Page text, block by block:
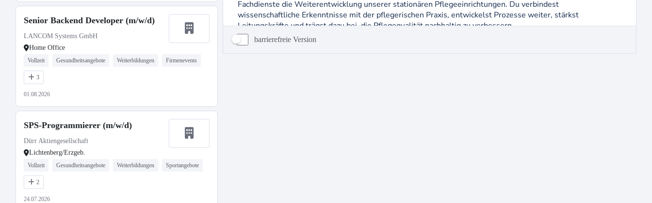
Senior Backend Developer (m/w/d)
LANCOM Systems GmbH
Home Office
Vollzeit Gesundheitsangebote Weiterbildungen Firmenevents
3
01.08.2026
SPS-Programmierer (m/w/d)
Dürr Aktiengesellschaft
Lichtenberg/Erzgeb.
Vollzeit Gesundheitsangebote Weiterbildungen Sportangebote
2
24.07.2026
barrierefreie Version